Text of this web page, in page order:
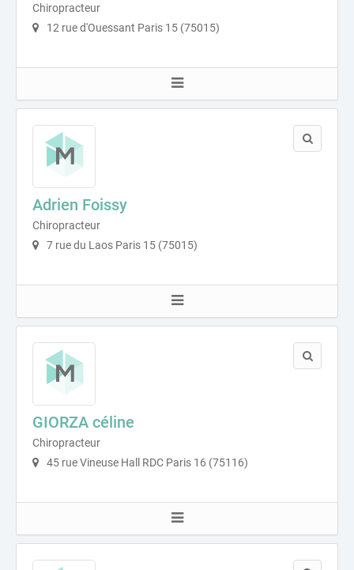
Chiropracteur
12 rue d'Ouessant Paris 15 (75015)
Adrien Foissy
Chiropracteur
7 rue du Laos Paris 15 (75015)
GIORZA céline
Chiropracteur
45 rue Vineuse Hall RDC Paris 16 (75116)